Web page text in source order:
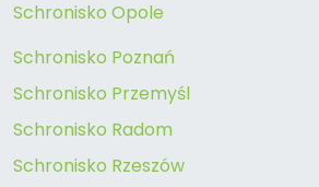
Schronisko Opole
Schronisko Poznań
Schronisko Przemyśl
Schronisko Radom
Schronisko Rzeszów